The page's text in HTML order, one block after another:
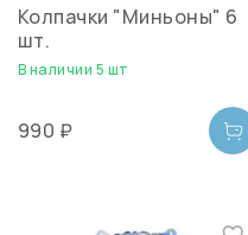
Колпачки "Миньоны" 6
шт.
В наличии 5 шт
990 ₽